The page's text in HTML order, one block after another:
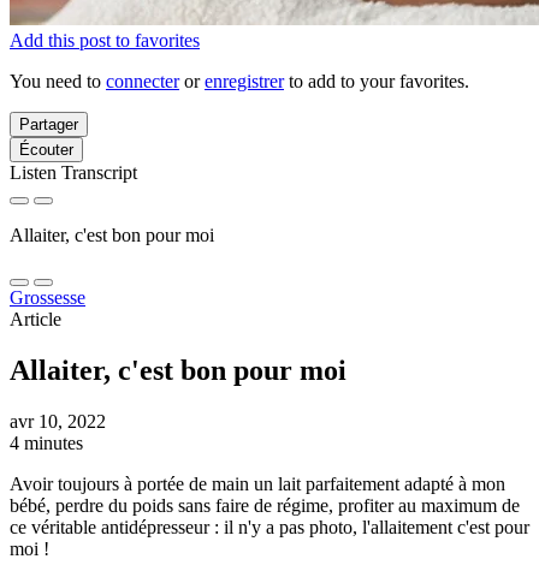
Add this post to favorites
You need to connecterorenregistrerto add to your favorites.
Partager
Écouter
Listen Transcript
Allaiter, c'est bon pour moi
Grossesse
Article
Allaiter, c'est bon pour moi
avr 10, 2022
4 minutes
Avoir toujours à portée de main un lait parfaitement adapté à mon
bébé, perdre du poids sans faire de régime, profiter au maximum de
ce véritable antidépresseur : il n'y a pas photo, l'allaitement c'est pour
moi !